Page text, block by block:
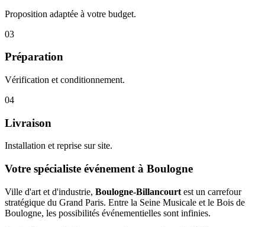
Proposition adaptée à votre budget.
03
Préparation
Vérification et conditionnement.
04
Livraison
Installation et reprise sur site.
Votre spécialiste événement à Boulogne
Ville d'art et d'industrie, Boulogne-Billancourt est un carrefour
stratégique du Grand Paris. Entre la Seine Musicale et le Bois de
Boulogne, les possibilités événementielles sont infinies.